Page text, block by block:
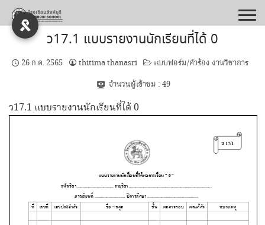
Skip
to
content
ว17.1 แบบรายงานนักเรียนที่ได้ 0
26 ก.ค. 2565 thitima thanasri
แบบฟอร์ม/คำร้อง งานวิชาการ
จำนวนผู้เข้าชม : 49
ว17.1 แบบรายงานนักเรียนที่ได้ 0